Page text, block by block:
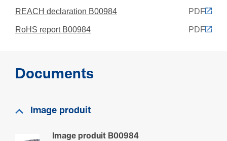
REACH declaration B00984 PDF
RoHS report B00984 PDF
Documents
Image produit
Image produit B00984